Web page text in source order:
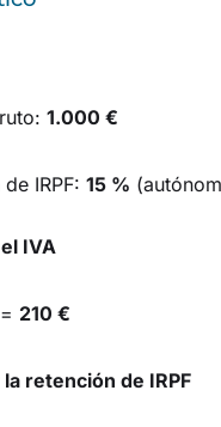
1.000 €
IRPF: 15 %
IVA
210 €
retención de IRPF